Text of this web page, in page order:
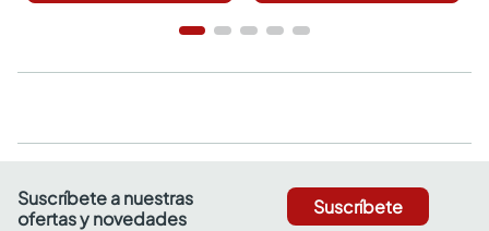
Suscríbete a nuestras
ofertas y novedades
Suscríbete